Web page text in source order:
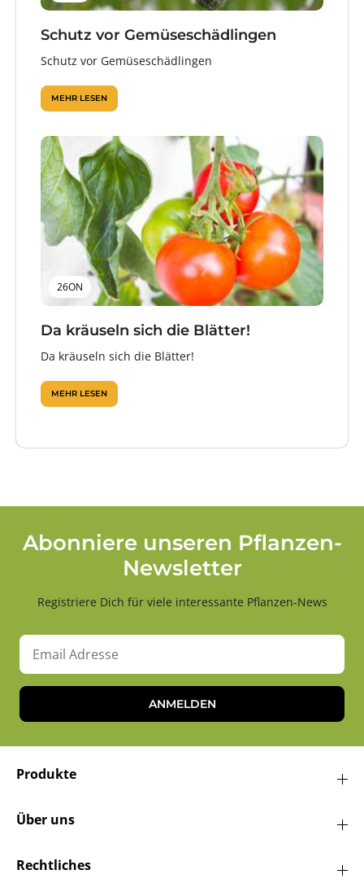
Schutz vor Gemüseschädlingen
Schutz vor Gemüseschädlingen
MEHR LESEN
26ON
Da kräuseln sich die Blätter!
Da kräuseln sich die Blätter!
MEHR LESEN
Abonniere unseren Pflanzen-
Newsletter
Registriere Dich für viele interessante Pflanzen-News
ANMELDEN
Produkte
Über uns
Rechtliches